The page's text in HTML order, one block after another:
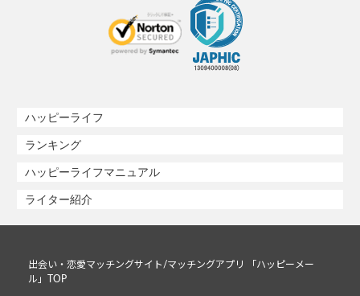
ハッピーライフ
ランキング
ハッピーライフマニュアル
ライター紹介
出会い・恋愛マッチングサイト/マッチングアプリ 「ハッピーメー
ル」TOP